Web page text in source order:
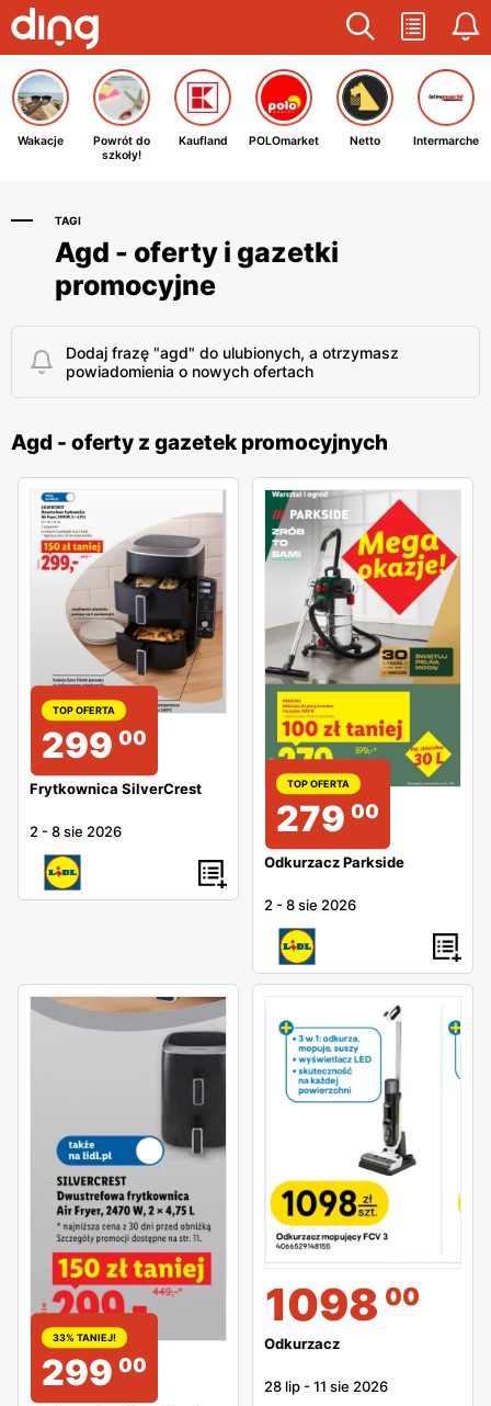
Wakacje
Powrót do
szkoły!
Kaufland POLOmarket Netto Intermarche
TAGI
Agd - oferty i gazetki
promocyjne
Dodaj frazę "agd" do ulubionych, a otrzymasz
powiadomienia o nowych ofertach
Agd - oferty z gazetek promocyjnych
TOP OFERTA
299 00
Frytkownica SilverCrest
2 -8 sie 2026
TOP OFERTA
279 00
Odkurzacz Parkside
2 -8 sie 2026
33% TANIEJ!
299 00
1098 00
Odkurzacz
28 lip -11 sie 2026